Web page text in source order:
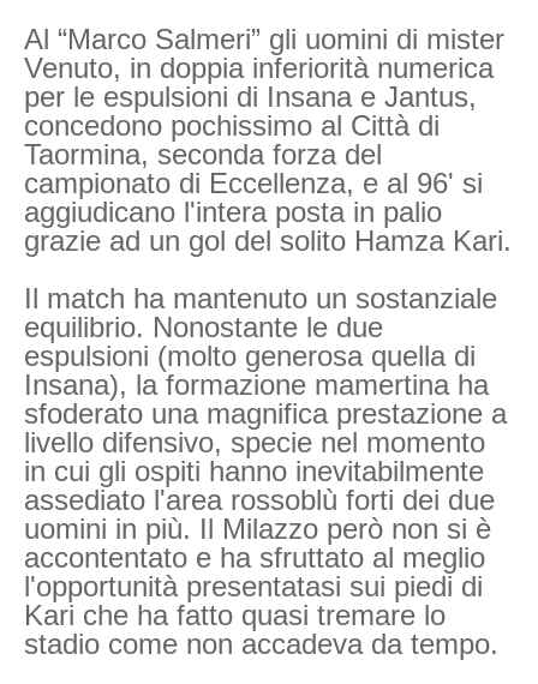
Al “Marco Salmeri” gli uomini di mister
Venuto, in doppia inferiorità numerica
per le espulsioni di Insana e Jantus,
concedono pochissimo al Città di
Taormina, seconda forza del
campionato di Eccellenza, e al 96' si
aggiudicano l'intera posta in palio
grazie ad un gol del solito Hamza Kari.
Il match ha mantenuto un sostanziale
equilibrio. Nonostante le due
espulsioni (molto generosa quella di
Insana), la formazione mamertina ha
sfoderato una magnifica prestazione a
livello difensivo, specie nel momento
in cui gli ospiti hanno inevitabilmente
assediato l'area rossoblù forti dei due
uomini in più. Il Milazzo però non si è
accontentato e ha sfruttato al meglio
l'opportunità presentatasi sui piedi di
Kari che ha fatto quasi tremare lo
stadio come non accadeva da tempo.